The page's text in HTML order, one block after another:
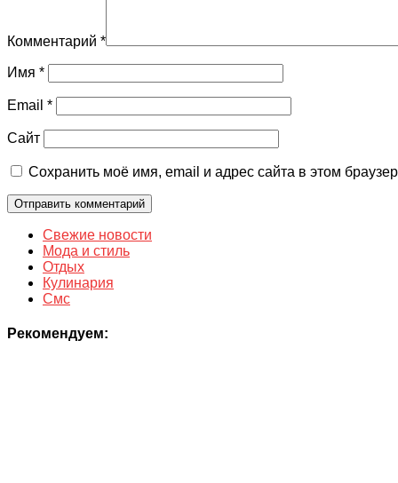
Комментарий *
Имя *
Email *
Сайт
Сохранить моё имя, email и адрес сайта в этом
Свежие новости
Мода и стиль
Отдых
Кулинария
Смс
Рекомендуем: